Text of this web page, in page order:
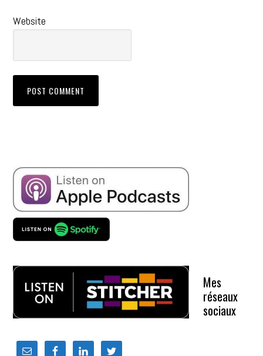
Website
Mes
réseaux
sociaux